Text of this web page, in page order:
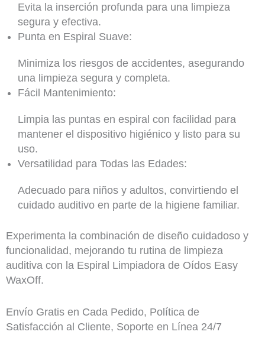
Evita la inserción profunda para una limpieza
segura y efectiva.
Punta en Espiral Suave:
Minimiza los riesgos de accidentes, asegurando
una limpieza segura y completa.
Fácil Mantenimiento:
Limpia las puntas en espiral con facilidad para
mantener el dispositivo higiénico y listo para su
uso.
Versatilidad para Todas las Edades:
Adecuado para niños y adultos, convirtiendo el
cuidado auditivo en parte de la higiene familiar.
Experimenta la combinación de diseño cuidadoso y
funcionalidad, mejorando tu rutina de limpieza
auditiva con la Espiral Limpiadora de Oídos Easy
WaxOff.
Envío Gratis en Cada Pedido, Política de
Satisfacción al Cliente, Soporte en Línea 24/7